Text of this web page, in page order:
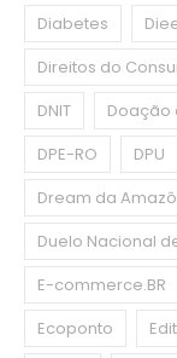
Diabetes
Direitos do
DNIT
Doação
DPE-RO
DPU
Dream da
Duelo Nacional
E-commerce.BR
Ecoponto